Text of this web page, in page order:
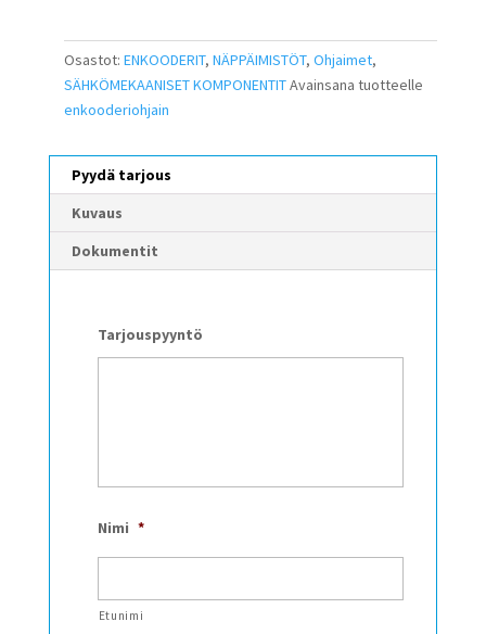
Osastot: ENKOODERIT, NÄPPÄIMISTÖT, Ohjaimet,
SÄHKÖMEKAANISET KOMPONENTITAvainsana tuotteelle
enkooderiohjain
Pyydä tarjous
Kuvaus
Dokumentit
Tarjouspyyntö
Nimi *
Etunimi